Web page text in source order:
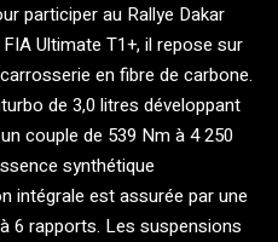
participer au Rallye Dakar
Ultimate T1+, il repose sur
en fibre de carbone.
de 3,0 litres développant
couple de 539 Nm à 4 250
synthétique
intégrale est assurée par une
6 rapports. Les suspensions